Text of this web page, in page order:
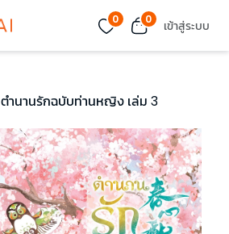
0 0 เข้าสู่ระบบ
ตำนานรักฉบับท่านหญิง เล่ม 3